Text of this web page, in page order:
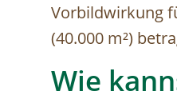
Vorbildwirkung
(40.000 m²)
Wie